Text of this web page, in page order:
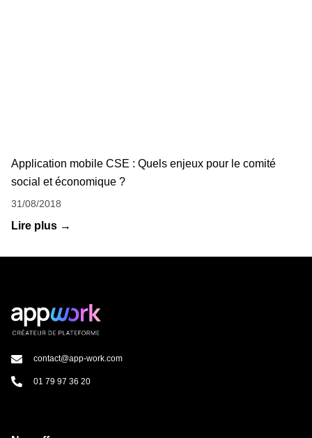
Application mobile CSE : Quels enjeux pour le comité
social et économique ?
31/08/2018
Lire plus →
contact@app-work.com
01 79 97 36 20